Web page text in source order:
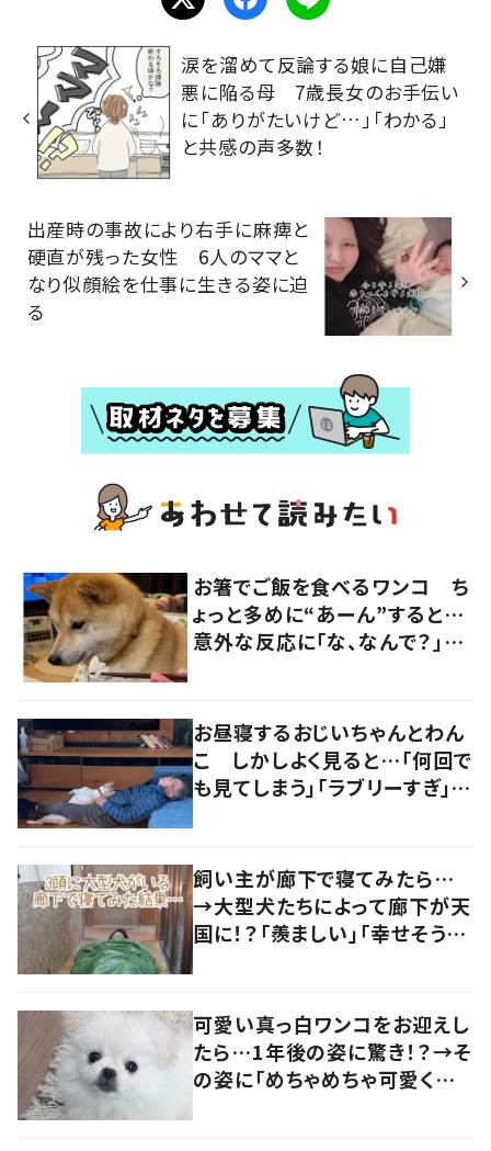
涙を溜めて反論する娘に自己嫌
悪に陥る母 7歳長女のお手伝い
に「ありがたいけど…」「わかる」
と共感の声多数！
出産時の事故により右手に麻痺と
硬直が残った女性 6人のママと
なり似顔絵を仕事に生きる姿に迫
る
お箸でご飯を食べるワンコ ち
ょっと多めに“あーん”すると…
意外な反応に「な、なんで？」
お昼寝するおじいちゃんとわん
こ しかしよく見ると…「何回で
も見てしまう」「ラブリーすぎ」の
飼い主が廊下で寝てみたら…
→大型犬たちによって廊下が天
国に！？「羨ましい」「幸せそう」
可愛い真っ白ワンコをお迎えし
たら…1年後の姿に驚き！？→そ
の姿に「めちゃめちゃ可愛くて